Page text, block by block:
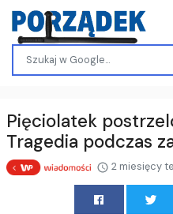
Pięciolatek
Tragedia podczas
2 miesięcy